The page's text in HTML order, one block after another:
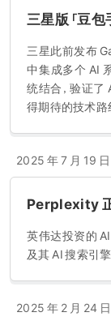
三星版「豆包
三星此前发布
中集成多个 AI
统结合，验证
得期待的技术路
2025 年 7 月 19 日
Perplexity
英伟达投资的
及其 AI 搜索引
2025 年 2 月 24 日